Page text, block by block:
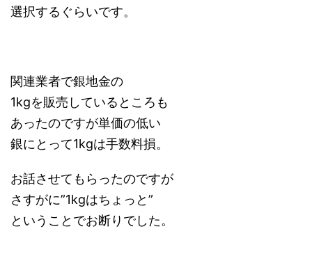
選択するぐらいです。
関連業者で銀地金の
1kgを販売しているところも
あったのですが単価の低い
銀にとって1kgは手数料損。
お話させてもらったのですが
さすがに”1kgはちょっと”
ということでお断りでした。